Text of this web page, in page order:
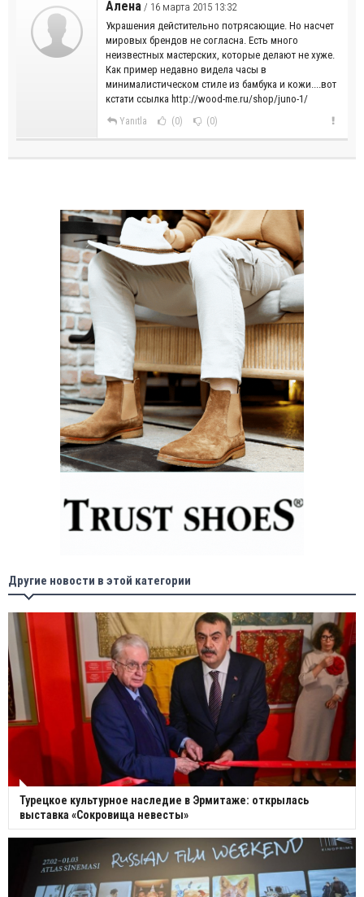
Алена / 16 марта 2015 13:32
Украшения дейстительно потрясающие. Но насчет
мировых брендов не согласна. Есть много
неизвестных мастерских, которые делают не хуже.
Как пример недавно видела часы в
минималистическом стиле из бамбука и кожи....вот
кстати ссылка http://wood-me.ru/shop/juno-1/
Yanıtla (0) (0)
Другие новости в этой категории
Турецкое культурное наследие в Эрмитаже: открылась
выставка «Сокровища невесты»